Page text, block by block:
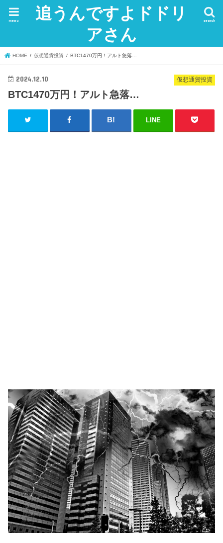
追うんですよドドリ
アさん
search
menu
HOME 仮想通貨投資 BTC1470万円！アルト急落…
仮想通貨投資
2024.12.10
BTC1470万円！アルト急落…
LINE